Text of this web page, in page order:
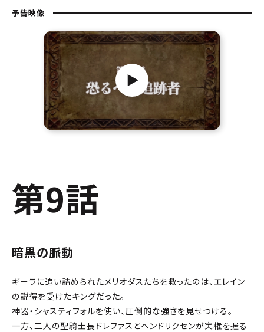
予告映像
第9話
暗黒の脈動
ギーラに追い詰められたメリオダスたちを救ったのは、エレイン
の説得を受けたキングだった。
神器・シャスティフォルを使い、圧倒的な強さを見せつける。
一方、二人の聖騎士長ドレファスとヘンドリクセンが実権を握る